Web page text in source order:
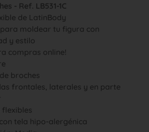
- Ref. LB531-1C
de LatinBody
moldear tu figura con
y estilo
compras online!
broches
frontales, laterales y en parte
tela hipo-alergénica